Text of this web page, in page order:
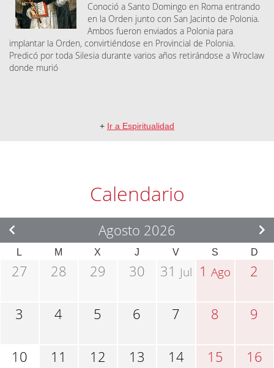
Conoció a Santo Domingo en Roma entrando
en la Orden junto con San Jacinto de Polonia.
Ambos fueron enviados a Polonia para
implantar la Orden, convirtiéndose en Provincial de Polonia.
Predicó por toda Silesia durante varios años retirándose a Wroclaw
donde murió
+ Ir a Espiritualidad
Calendario
Agosto 2026
L M X J V S D
27 28 29 30 31 Jul 1Ago 2
3 4 5 6 7 8 9
10 11 12 13 14 15 16